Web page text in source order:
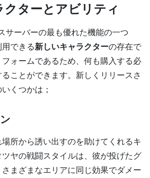
ターとアビリティ
サーバーの最も優れた機能の一つ
できる新しいキャラクターの存在で
ォームであるため、何も購入する必
ことができます。新しくリリースさ
くつかは；
所から誘い出すのを助けてくれるキ
ヤの戦闘スタイルは、彼が投げたグ
まざまなエリアに同じ効果でダメー